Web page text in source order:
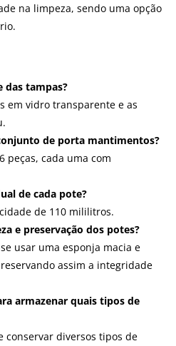
na limpeza, sendo uma opção
das tampas?
em vidro transparente e as
de porta mantimentos?
peças, cada uma com
de cada pote?
de 110 mililitros.
e preservação dos potes?
usar uma esponja macia e
assim a integridade
armazenar quais tipos de
conservar diversos tipos de